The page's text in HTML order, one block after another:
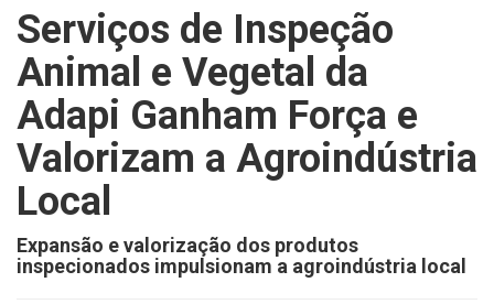
Serviços de Inspeção
Animal e Vegetal da
Adapi Ganham Força e
Valorizam a Agroindústria
Local
Expansão e valorização dos produtos
inspecionados impulsionam a agroindústria local